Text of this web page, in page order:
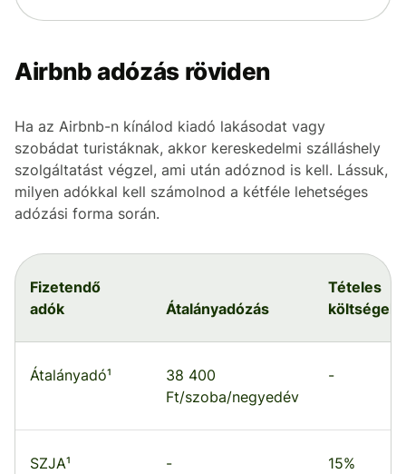
Airbnb adózás röviden
Ha az Airbnb-n kínálod kiadó lakásodat vagy
szobádat turistáknak, akkor kereskedelmi szálláshely
szolgáltatást végzel, ami után adóznod is kell. Lássuk,
milyen adókkal kell számolnod a kétféle lehetséges
adózási forma során.
Fizetendő
adók
Átalányadózás
Tételes
Átalányadó¹
38 400
Ft/szoba/negyedév
-
SZJA¹ - 15%